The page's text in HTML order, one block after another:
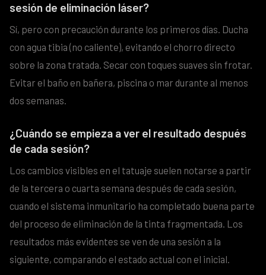
sesión de eliminación láser?
Sí, pero con precaución durante los primeros días. Ducha
con agua tibia (no caliente), evitando el chorro directo
sobre la zona tratada. Secar con toques suaves sin frotar.
Evitar el baño en bañera, piscina o mar durante al menos
dos semanas.
¿Cuándo se empieza a ver el resultado después
de cada sesión?
Los cambios visibles en el tatuaje suelen notarse a partir
de la tercera o cuarta semana después de cada sesión,
cuando el sistema inmunitario ha completado buena parte
del proceso de eliminación de la tinta fragmentada. Los
resultados más evidentes se ven de una sesión a la
siguiente, comparando el estado actual con el inicial.